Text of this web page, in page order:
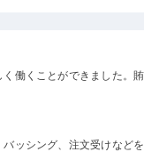
働くことができました。
ッシング、注文受けなど